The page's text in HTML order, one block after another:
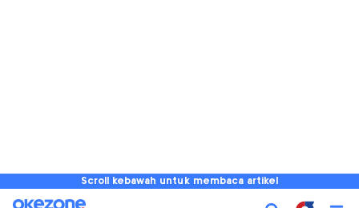
Scroll kebawah untuk membaca artikel